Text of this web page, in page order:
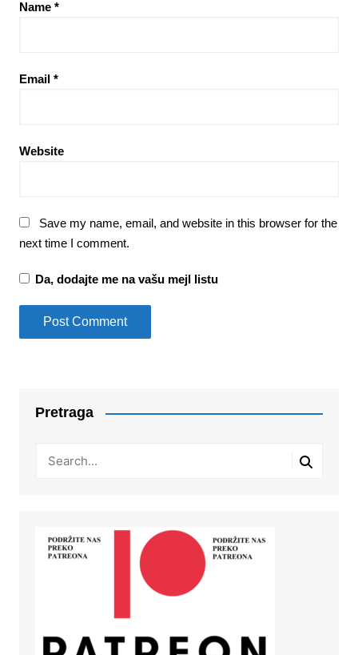
Name *
Email *
Website
Save my name, email, and website in this browser for the
next time I comment.
Da, dodajte me na vašu mejl listu
Pretraga